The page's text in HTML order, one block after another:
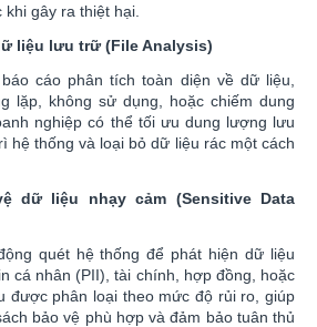
gây ra thiệt hại.
liệu lưu trữ (File Analysis)
cáo phân tích toàn diện về dữ liệu,
lặp, không sử dụng, hoặc chiếm dung
nghiệp có thể tối ưu dung lượng lưu
hệ thống và loại bỏ dữ liệu rác một cách
dữ liệu nhạy cảm (Sensitive Data
quét hệ thống để phát hiện dữ liệu
cá nhân (PII), tài chính, hợp đồng, hoặc
được phân loại theo mức độ rủi ro, giúp
bảo vệ phù hợp và đảm bảo tuân thủ